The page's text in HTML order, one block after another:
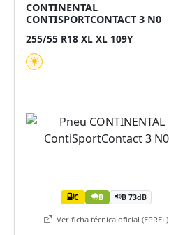
CONTINENTAL
CONTISPORTCONTACT 3 N0
255/55 R18 XL XL 109Y
C B B 73dB
Ver ficha técnica oficial (EPREL)